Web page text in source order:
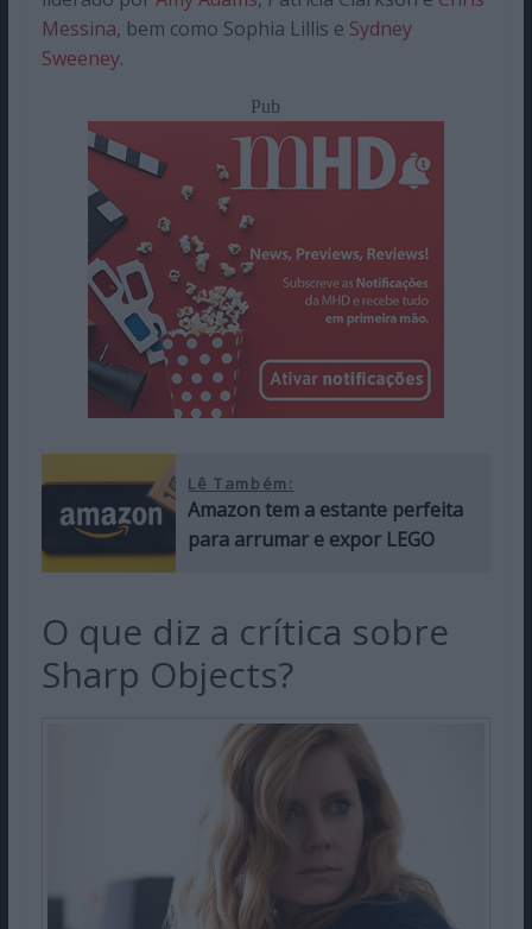
Messina, bem como Sophia Lillis e Sydney
Sweeney.
Pub
Lê Também:
Amazon tem a estante perfeita
para arrumar e expor LEGO
O que diz a crítica sobre
Sharp Objects?